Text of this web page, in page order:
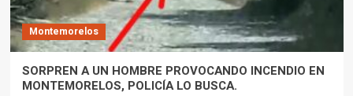
Montemorelos
SORPREN A UN HOMBRE PROVOCANDO INCENDIO EN
MONTEMORELOS, POLICÍA LO BUSCA.